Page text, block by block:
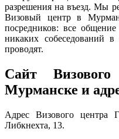
разрешения на въезд. Мы
Визовый центр в
посредников: все
никаких собеседований
проводят.
Сайт
Мурманске и
Адрес Визового центра
Либкнехта, 13.